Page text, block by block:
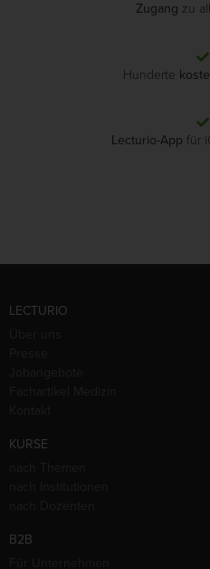
Zugang zu
Hunderte
Lecturio-App für
LECTURIO
KURSE
B2B